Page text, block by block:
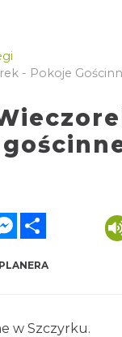
- Pokoje
Messenger
w Szczyrku.